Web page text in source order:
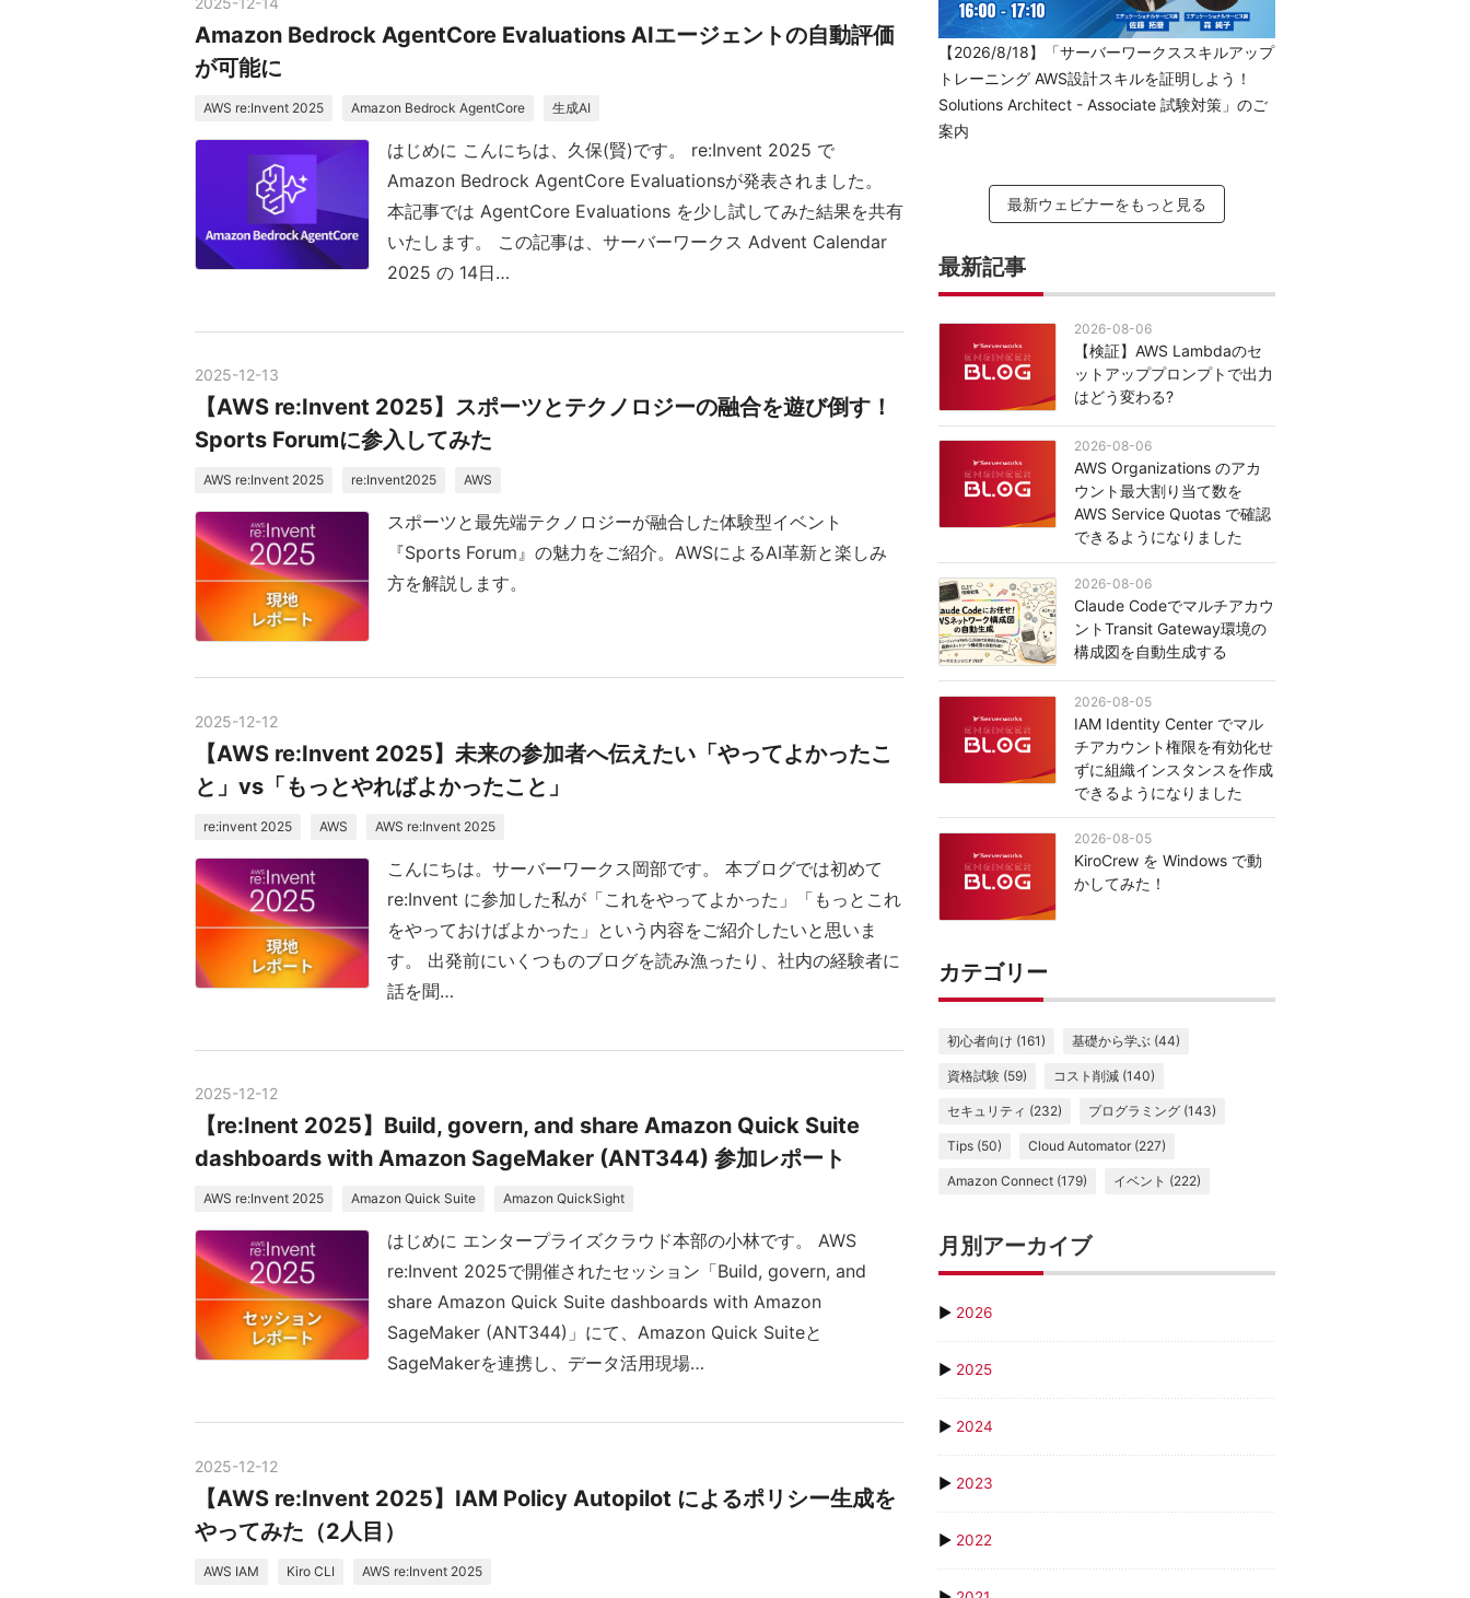
Amazon Bedrock AgentCore Evaluations AIエージェントの自動評価
が可能に
AWS re:Invent 2025 Amazon Bedrock AgentCore 生成AI
はじめに こんにちは、久保(賢)です。 re:Invent 2025 で
Amazon Bedrock AgentCore Evaluationsが発表されました。
本記事では AgentCore Evaluations を少し試してみた結果を共有
いたします。 この記事は、サーバーワークス Advent Calendar
2025 の 14日…
2025-12-13
【AWS re:Invent 2025】スポーツとテクノロジーの融合を遊び倒す！
Sports Forumに参入してみた
AWS re:Invent 2025 re:Invent2025 AWS
スポーツと最先端テクノロジーが融合した体験型イベント
『Sports Forum』の魅力をご紹介。AWSによるAI革新と楽しみ
方を解説します。
2025-12-12
【AWS re:Invent 2025】未来の参加者へ伝えたい「やってよかったこ
と」vs「もっとやればよかったこと」
re:invent 2025 AWS AWS re:Invent 2025
こんにちは。サーバーワークス岡部です。 本ブログでは初めて
re:Invent に参加した私が「これをやってよかった」「もっとこれ
をやっておけばよかった」という内容をご紹介したいと思いま
す。 出発前にいくつものブログを読み漁ったり、社内の経験者に
話を聞…
2025-12-12
【re:Inent 2025】Build, govern, and share Amazon Quick Suite
dashboards with Amazon SageMaker (ANT344) 参加レポート
AWS re:Invent 2025 Amazon Quick Suite Amazon QuickSight
はじめに エンタープライズクラウド本部の小林です。 AWS
re:Invent 2025で開催されたセッション「Build, govern, and
share Amazon Quick Suite dashboards with Amazon
SageMaker (ANT344)」にて、Amazon Quick Suiteと
SageMakerを連携し、データ活用現場…
2025-12-12
【AWS re:Invent 2025】IAM Policy Autopilot によるポリシー生成を
やってみた（2人目）
AWS IAM Kiro CLI AWS re:Invent 2025
最新ウェビナーをもっと見る
最新記事
2026-08-06
【検証】AWS Lambdaのセ
ットアッププロンプトで出力
はどう変わる?
2026-08-06
AWS Organizations のアカ
ウント最大割り当て数を
AWS Service Quotas で確認
できるようになりました
2026-08-06
Claude Codeでマルチアカウ
ントTransit Gateway環境の
構成図を自動生成する
2026-08-05
IAM Identity Center でマル
チアカウント権限を有効化せ
ずに組織インスタンスを作成
できるようになりました
2026-08-05
KiroCrew を Windows で動
かしてみた！
カテゴリー
初心者向け (161) 基礎から学ぶ (44)
資格試験 (59) コスト削減 (140)
セキュリティ (232) プログラミング (143)
Tips (50) Cloud Automator (227)
Amazon Connect (179) イベント (222)
月別アーカイブ
▶ 2026
▶ 2025
▶ 2024
▶ 2023
▶ 2022